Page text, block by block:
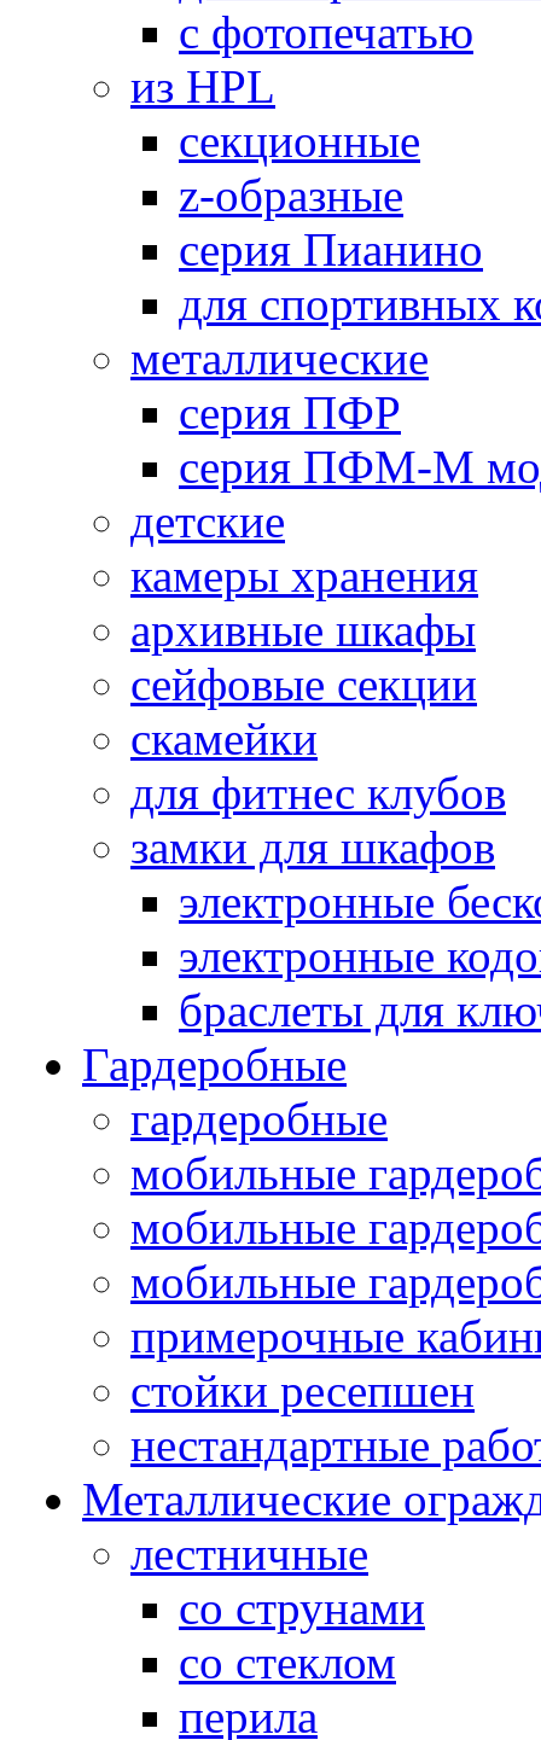
с фотопечатью
из HPL
секционные
z-образные
серия Пианино
для спортивных
металлические
серия ПФР
серия ПФМ-М
детские
камеры хранения
архивные шкафы
сейфовые секции
скамейки
для фитнес клубов
замки для шкафов
электронные
электронные
браслеты для
Гардеробные
гардеробные
мобильные
мобильные
мобильные
примерочные
стойки ресепшен
нестандартные
Металлические
лестничные
со струнами
со стеклом
перила